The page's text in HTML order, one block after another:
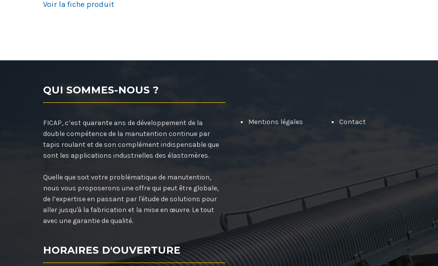
Voir la fiche produit
QUI SOMMES-NOUS ?
FICAP, c’est quarante ans de développement de la
double compétence de la manutention continue par
tapis roulant et de son complément indispensable que
sont les applications industrielles des élastomères.
Quelle que soit votre problématique de manutention,
nous vous proposerons une offre qui peut être globale,
de l’expertise en passant par l'étude de solutions pour
aller jusqu'à la fabrication et la mise en œuvre. Le tout
avec une garantie de qualité.
HORAIRES D'OUVERTURE
Mentions légales Contact